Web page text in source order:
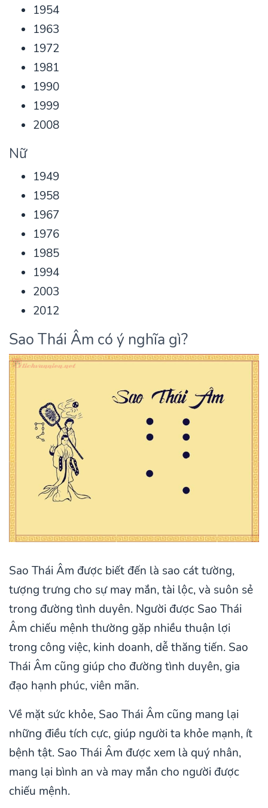
1954
1963
1972
1981
1990
1999
2008
Nữ
1949
1958
1967
1976
1985
1994
2003
2012
Sao Thái Âm có ý nghĩa gì?
Sao Thái Âm được biết đến là sao cát tường,
tượng trưng cho sự may mắn, tài lộc, và suôn sẻ
trong đường tình duyên. Người được Sao Thái
Âm chiếu mệnh thường gặp nhiều thuận lợi
trong công việc, kinh doanh, dễ thăng tiến. Sao
Thái Âm cũng giúp cho đường tình duyên, gia
đạo hạnh phúc, viên mãn.
Về mặt sức khỏe, Sao Thái Âm cũng mang lại
những điều tích cực, giúp người ta khỏe mạnh, ít
bệnh tật. Sao Thái Âm được xem là quý nhân,
mang lại bình an và may mắn cho người được
chiếu mệnh.